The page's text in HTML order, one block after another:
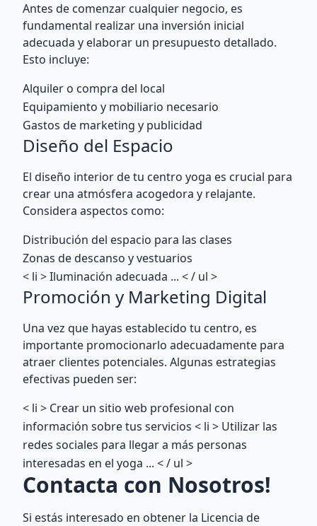
Antes de comenzar cualquier negocio, es
fundamental realizar una inversión inicial
adecuada y elaborar un presupuesto detallado.
Esto incluye:
Alquiler o compra del local
Equipamiento y mobiliario necesario
Gastos de marketing y publicidad
Diseño del Espacio
El diseño interior de tu centro yoga es crucial para
crear una atmósfera acogedora y relajante.
Considera aspectos como:
Distribución del espacio para las clases
Zonas de descanso y vestuarios
< li > Iluminación adecuada ... < / ul >
Promoción y Marketing Digital
Una vez que hayas establecido tu centro, es
importante promocionarlo adecuadamente para
atraer clientes potenciales. Algunas estrategias
efectivas pueden ser:
< li > Crear un sitio web profesional con
información sobre tus servicios < li > Utilizar las
redes sociales para llegar a más personas
interesadas en el yoga ... < / ul >
Contacta con Nosotros!
Si estás interesado en obtener la Licencia de